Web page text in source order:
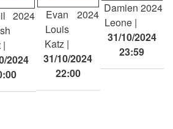
2024
2024
Evan
Louis
Katz
2024
31/10/2024
22:00
Damien
Leone
2024
31/10/2024
23:59